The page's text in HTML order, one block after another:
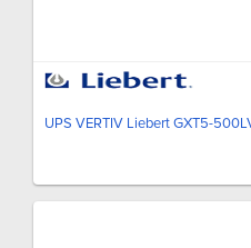
UPS VERTIV Liebert GXT5-